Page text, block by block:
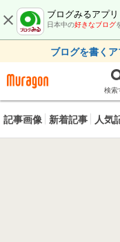
ブログみるアプリ
日本中の好きなブログ
ブログを書く
検索
記事画像 新着記事 人気